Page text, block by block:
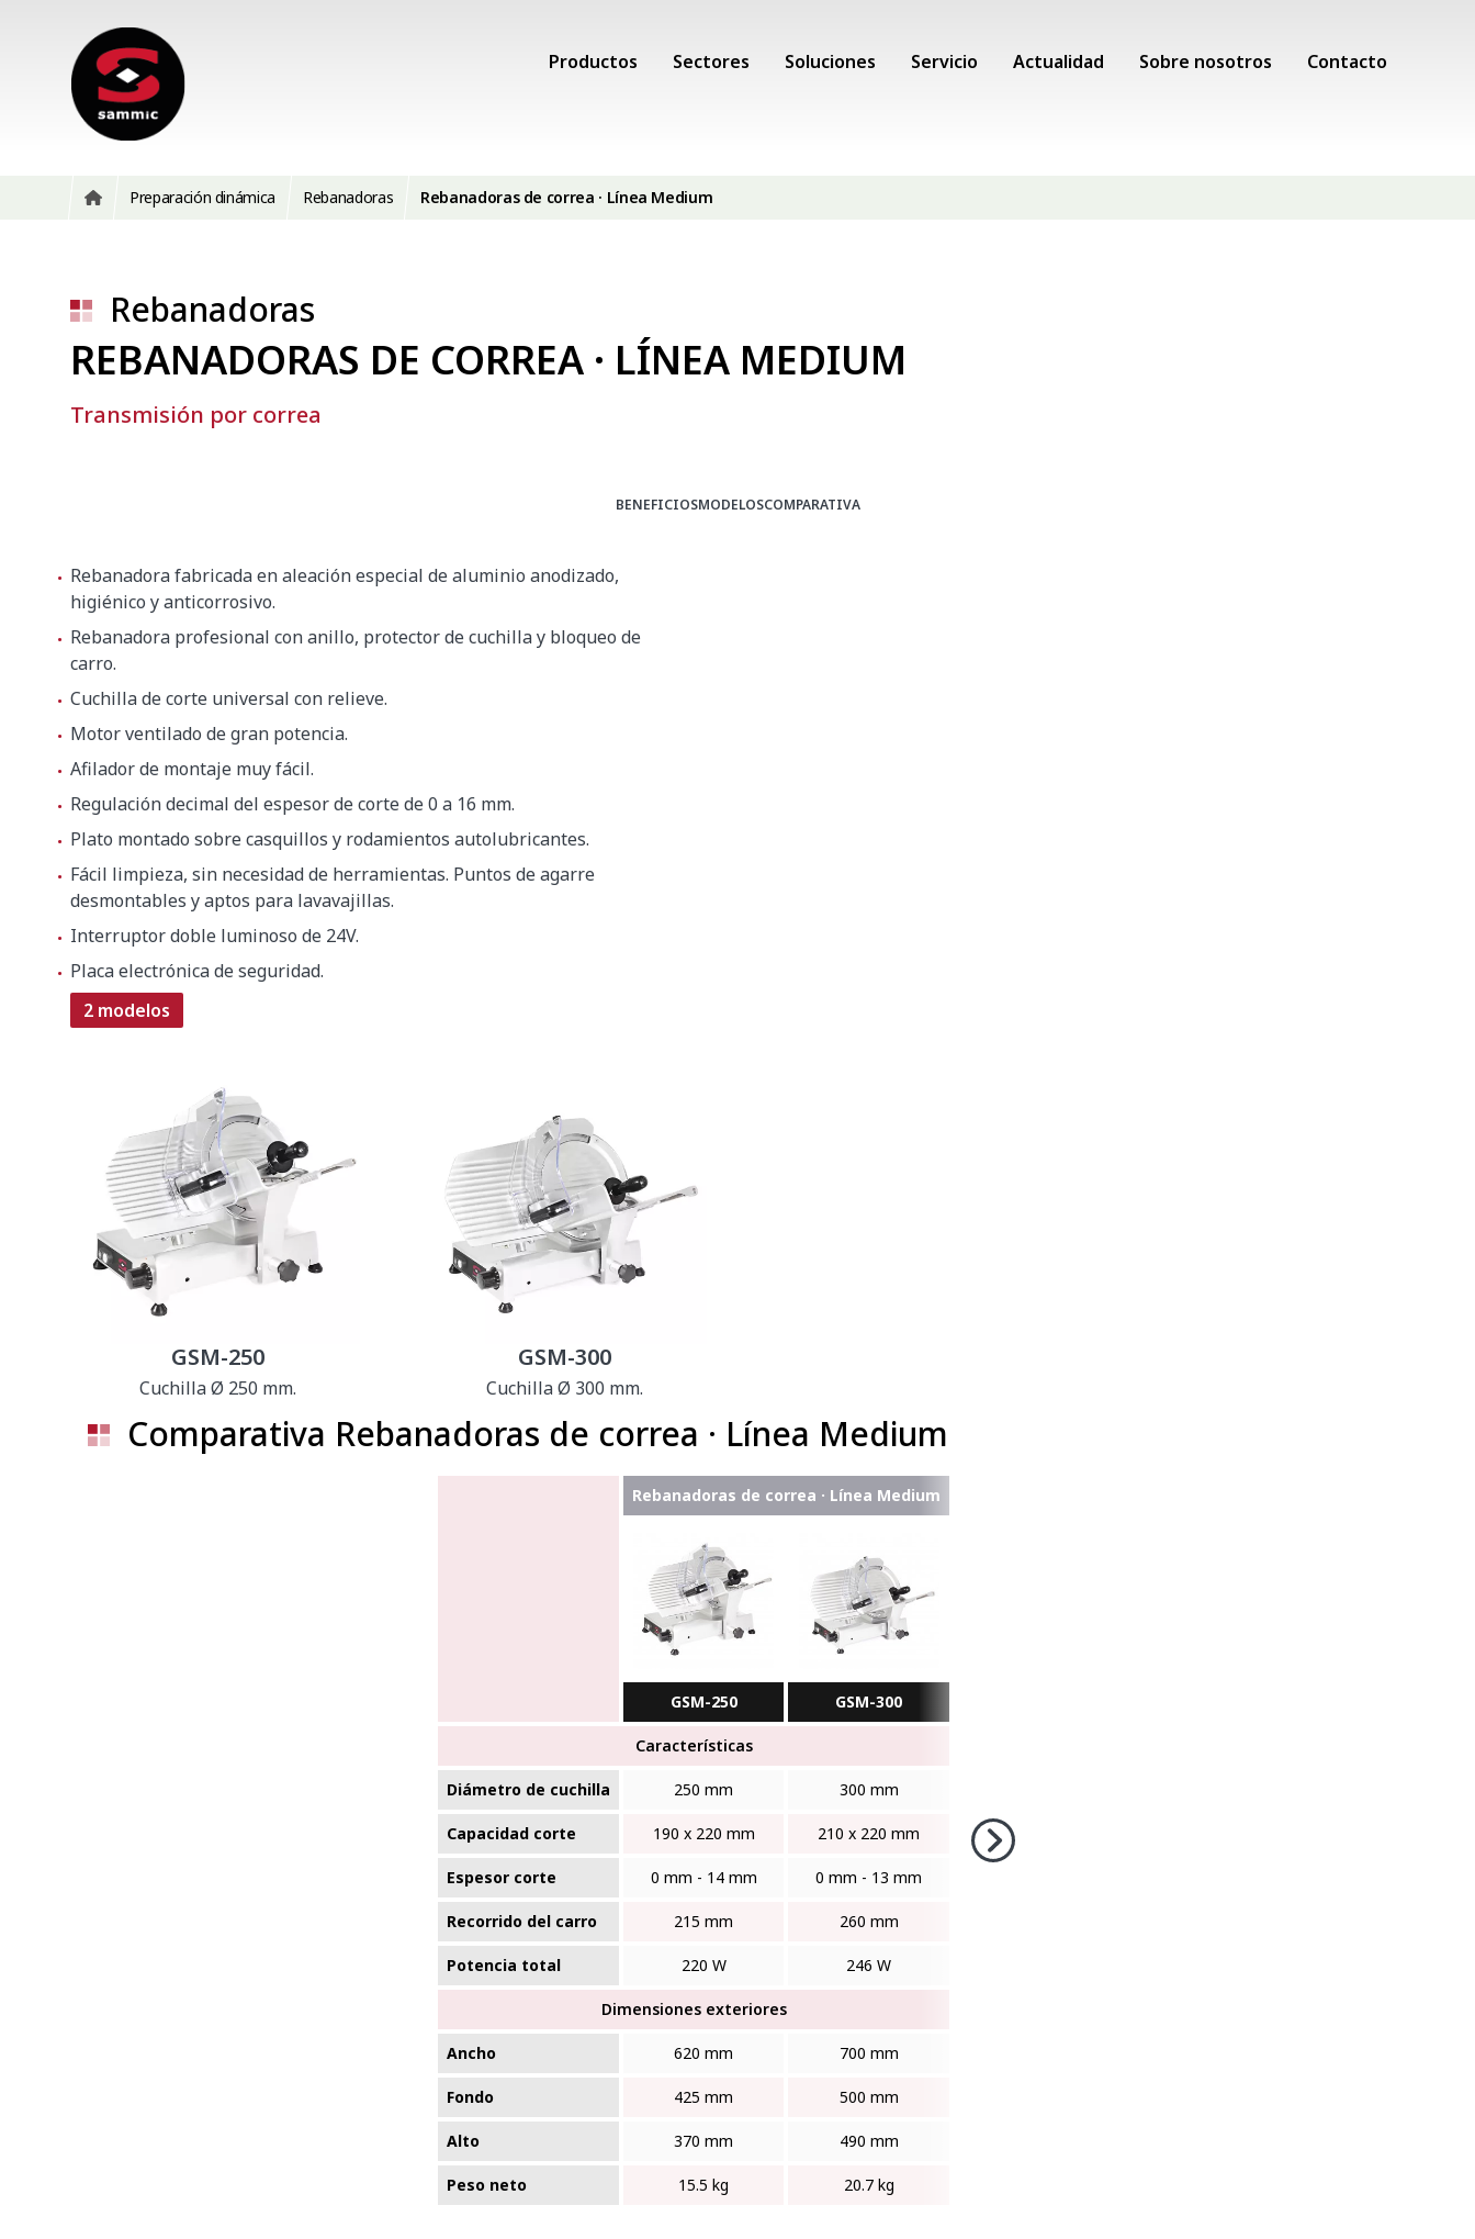
Productos Sectores Soluciones Servicio Actualidad Sobre nosotros Contacto
Preparación dinámica Rebanadoras Rebanadoras de correa · Línea Medium
Rebanadoras
REBANADORAS DE CORREA · LÍNEA MEDIUM
Transmisión por correa
BENEFICIOSMODELOSCOMPARATIVA
Rebanadora fabricada en aleación especial de aluminio anodizado,
higiénico y anticorrosivo.
Rebanadora profesional con anillo, protector de cuchilla y bloqueo de
carro.
Cuchilla de corte universal con relieve.
Motor ventilado de gran potencia.
Afilador de montaje muy fácil.
Regulación decimal del espesor de corte de 0 a 16 mm.
Plato montado sobre casquillos y rodamientos autolubricantes.
Fácil limpieza, sin necesidad de herramientas. Puntos de agarre
desmontables y aptos para lavavajillas.
Interruptor doble luminoso de 24V.
Placa electrónica de seguridad.
2 modelos
GSM-250
Cuchilla Ø 250 mm.
GSM-300
Cuchilla Ø 300 mm.
Comparativa Rebanadoras de correa · Línea Medium
Rebanadoras de correa · Línea Medium
GSM-250 GSM-300
Características
Diámetro de cuchilla 250 mm 300 mm
Capacidad corte 190 x 220 mm 210 x 220 mm
Espesor corte 0 mm - 14 mm 0 mm - 13 mm
Recorrido del carro 215 mm 260 mm
Potencia total 220 W 246 W
Dimensiones exteriores
Ancho 620 mm 700 mm
Fondo 425 mm 500 mm
Alto 370 mm 490 mm
Peso neto 15.5 kg 20.7 kg